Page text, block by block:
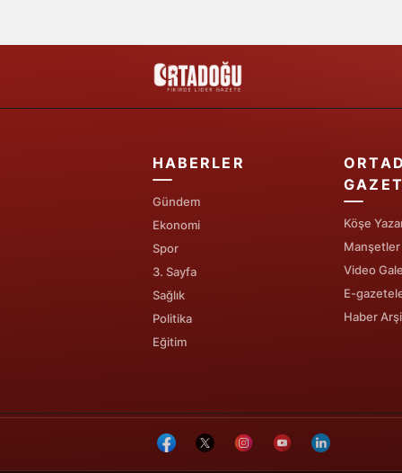
HABERLER
Gündem
Ekonomi
Spor
3. Sayfa
Sağlık
Politika
Eğitim
Köşe
Manşetler
Video
E-
Haber